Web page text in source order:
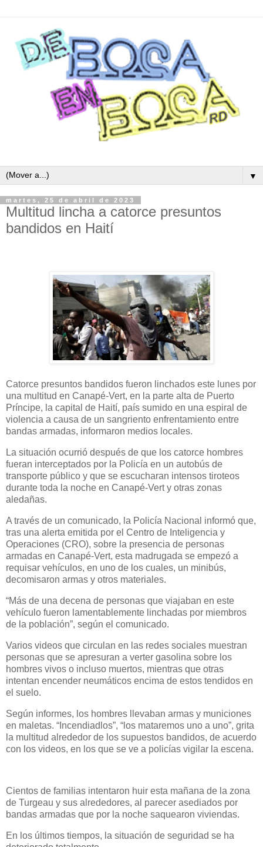
▼
martes, 25 de abril de 2023
Multitud lincha a catorce presuntos
bandidos en Haití
Catorce presuntos bandidos fueron linchados este lunes por
una multitud en Canapé-Vert, en la parte alta de Puerto
Príncipe, la capital de Haití, país sumido en una espiral de
violencia a causa de un sangriento enfrentamiento entre
bandas armadas, informaron medios locales.
La situación ocurrió después de que los catorce hombres
fueran interceptados por la Policía en un autobús de
transporte público y que se escucharan intensos tiroteos
durante toda la noche en Canapé-Vert y otras zonas
aledañas.
A través de un comunicado, la Policía Nacional informó que,
tras una alerta emitida por el Centro de Inteligencia y
Operaciones (CRO), sobre la presencia de personas
armadas en Canapé-Vert, esta madrugada se empezó a
requisar vehículos, en uno de los cuales, un minibús,
decomisaron armas y otros materiales.
“Más de una decena de personas que viajaban en este
vehículo fueron lamentablemente linchadas por miembros
de la población”, según el comunicado.
Varios videos que circulan en las redes sociales muestran
personas que se apresuran a verter gasolina sobre los
hombres vivos o incluso muertos, mientras que otras
intentan encender neumáticos encima de estos tendidos en
el suelo.
Según informes, los hombres llevaban armas y municiones
en maletas. “Incendiadlos”, “los mataremos uno a uno”, grita
la multitud alrededor de los supuestos bandidos, de acuerdo
con los videos, en los que se ve a policías vigilar la escena.
Cientos de familias intentaron huir esta mañana de la zona
de Turgeau y sus alrededores, al parecer asediados por
bandas armadas que por la noche saquearon viviendas.
En los últimos tiempos, la situación de seguridad se ha